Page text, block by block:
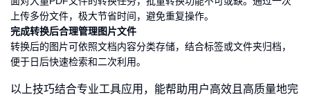
上传多份文件，极大节省时间，避免重复操作。
完成转换后合理管理图片文件
转换后的图片可依照文档内容分类存储，结合标签或文件夹归档，
便于日后快速检索和二次利用。
以上技巧结合专业工具应用，能帮助用户高效且高质量地完